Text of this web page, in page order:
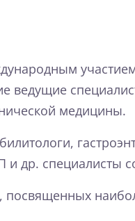
ведущие
медицины.
др. специалисты
посвященных